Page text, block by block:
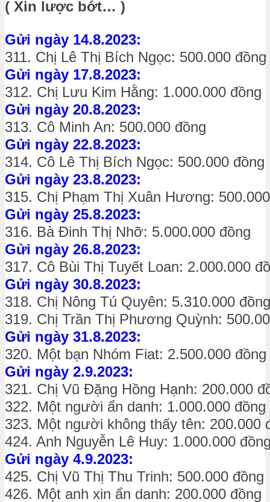
( Xin lược bớt… )
Gửi ngày 14.8.2023:
311. Chị Lê Thị Bích Ngọc: 500.000 đồng
Gửi ngày 17.8.2023:
312. Chị Lưu Kim Hằng: 1.000.000 đồng
Gửi ngày 20.8.2023:
313. Cô Minh An: 500.000 đồng
Gửi ngày 22.8.2023:
314. Cô Lê Thị Bích Ngọc: 500.000 đồng
Gửi ngày 23.8.2023:
315. Chị Phạm Thị Xuân Hương:
Gửi ngày 25.8.2023:
316. Bà Đinh Thị Nhỡ: 5.000.000 đồng
Gửi ngày 26.8.2023:
317. Cô Bùi Thị Tuyết Loan: 2.000.000
Gửi ngày 30.8.2023:
318. Chị Nông Tú Quyên: 5.310.000 đồng
319. Chị Trần Thị Phương Quỳnh:
Gửi ngày 31.8.2023:
320. Một bạn Nhóm Fiat: 2.500.000 đồng
Gửi ngày 2.9.2023:
321. Chị Vũ Đặng Hồng Hạnh: 200.000
322. Một người ẩn danh: 1.000.000 đồng
323. Một người không thấy tên: 200.000
424. Anh Nguyễn Lê Huy: 1.000.000
Gửi ngày 4.9.2023:
425. Chị Vũ Thị Thu Trinh: 500.000 đồng
426. Một anh xin ẩn danh: 200.000 đồng